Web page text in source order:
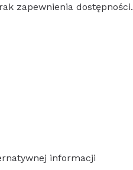
zapewnienia dostępności.
informacji